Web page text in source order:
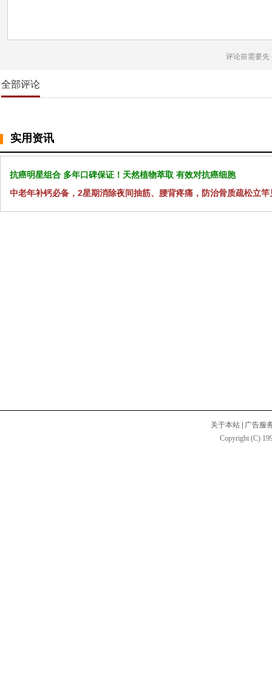
评论前需要先
全部评论
实用资讯
抗癌明星组合 多年口碑保证！天然植物萃取 有效对抗癌细胞
中老年补钙必备，2星期消除夜间抽筋、腰背疼痛，防治骨质疏松立竿
关于本站
广告服
Copyright (C)